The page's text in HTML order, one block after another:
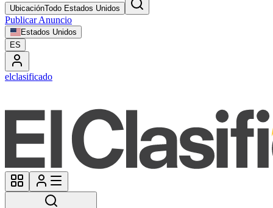
UbicaciónTodo Estados Unidos
Publicar Anuncio
Estados Unidos
ES
elclasificado